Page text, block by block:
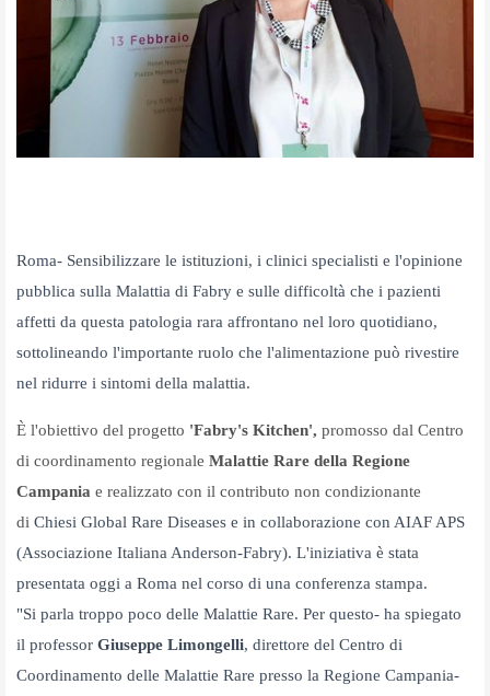
Roma- Sensibilizzare le istituzioni, i clinici specialisti e l'opinione
pubblica sulla Malattia di Fabry e sulle difficoltà che i pazienti
affetti da questa patologia rara affrontano nel loro quotidiano,
sottolineando l'importante ruolo che l'alimentazione può rivestire
nel ridurre i sintomi della malattia.
È l'obiettivo del progetto 'Fabry's Kitchen', promosso dal Centro
di coordinamento regionale Malattie Rare della Regione
Campania e realizzato con il contributo non condizionante
di Chiesi Global Rare Diseases e in collaborazione con AIAF APS
(Associazione Italiana Anderson-Fabry). L'iniziativa è stata
presentata oggi a Roma nel corso di una conferenza stampa.
"Si parla troppo poco delle Malattie Rare. Per questo- ha spiegato
il professor Giuseppe Limongelli, direttore del Centro di
Coordinamento delle Malattie Rare presso la Regione Campania-